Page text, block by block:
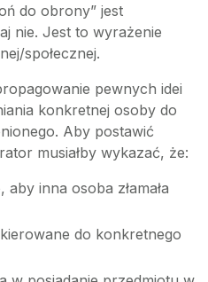
do obrony” jest
nie. Jest to wyrażenie
społecznej.
pewnych idei
konkretnej osoby do
Aby postawić
musiałby wykazać, że:
aby inna osoba złamała
do konkretnego